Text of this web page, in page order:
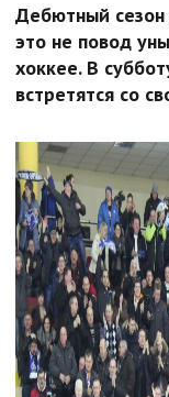
Дебютный
это не повод
хоккее. В
встретятся со